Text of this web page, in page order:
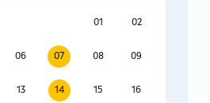
01 02
06 07 08 09
13 14 15 16